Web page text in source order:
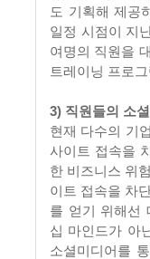
도 기획해 제공
일정 시점이 지
여명의 직원을
트레이닝 프로
3) 직원들의 소
현재 다수의 기
사이트 접속을
한 비즈니스 위
이트 접속을 차
를 얻기 위해선
십 마인드가 아
소셜미디어를